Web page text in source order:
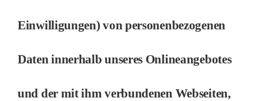
Einwilligungen) von personenbezogenen
Daten innerhalb unseres Onlineangebotes
und der mit ihm verbundenen Webseiten,